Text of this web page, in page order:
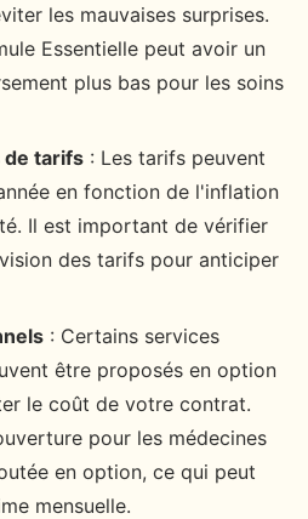
les mauvaises surprises.
Essentielle peut avoir un
plus bas pour les soins
de tarifs : Les tarifs peuvent
en fonction de l'inflation
Il est important de vérifier
des tarifs pour anticiper
: Certains services
être proposés en option
le coût de votre contrat.
pour les médecines
en option, ce qui peut
mensuelle.